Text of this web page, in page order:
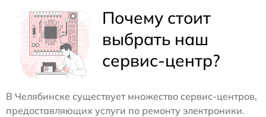
Почему стоит
выбрать наш
сервис-центр?
В Челябинске существует множество сервис-центров,
предоставляющих услуги по ремонту электроники.